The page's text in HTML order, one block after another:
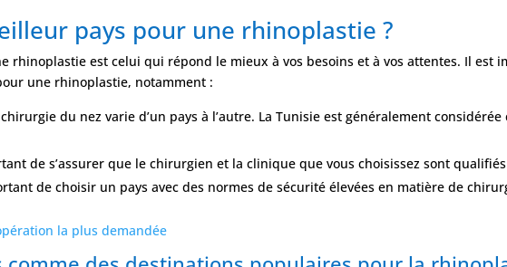
pays pour une rhinoplastie ?
rhinoplastie est celui qui répond le mieux à vos besoins et à vos attentes. Il
une rhinoplastie, notamment :
du nez varie d’un pays à l’autre. La Tunisie est généralement
de s’assurer que le chirurgien et la clinique que vous choisissez sont
de choisir un pays avec des normes de sécurité élevées en matière de
la plus demandée